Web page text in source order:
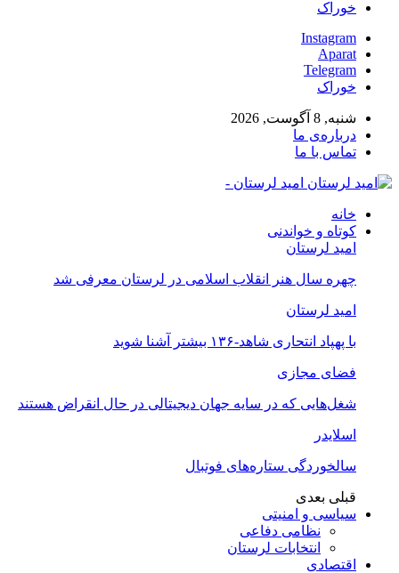
خوراک
Instagram
Aparat
Telegram
خوراک
شنبه, 8 آگوست, 2026
درباره‌ی ما
تماس با ما
امید لرستان -
خانه
کوتاه و خواندنی
امید لرستان
چهره سال هنر انقلاب اسلامی در لرستان معرفی شد
امید لرستان
با پهپاد انتحاری شاهد-۱۳۶ بیشتر آشنا شوید
فضای مجازی
شغل‌‌هایی که در سایه جهان دیجیتالی در حال انقراض هستند
اسلایدر
سالخوردگی ستاره‌های فوتبال
قبلی بعدی
سیاسی و امنیتی
نظامی دفاعی
انتخابات لرستان
اقتصادی